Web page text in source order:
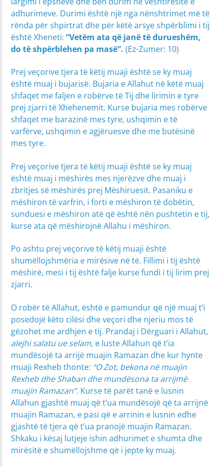
adhurimeve. Durimi është një nga nënshtrimet më të
rënda për shpirtrat dhe për këtë arsye shpërblimi i tij
është Xheneti:“Vetëm ata që janë të durueshëm,
do të shpërblehen pa masë”.(Ez-Zumer: 10)
Prej veçorive tjera të këtij muaji është se ky muaj
është muaj i bujarisë. Bujaria e Allahut në këtë muaj
shfaqet me faljen e robërve të Tij dhe lirimin e tyre
prej zjarri të Xhehenemit. Kurse bujaria mes robërve
shfaqet me barazinë mes tyre, ushqimin e të
varfërve, ushqimin e agjëruesve dhe me butësinë
mes tyre.
Prej veçorive tjera të këtij muaji është se ky muaj
është muaj i mëshirës mes njerëzve dhe muaj i
zbritjes së mëshirës prej Mëshiruesit. Pasaniku e
mëshiron të varfrin, i forti e mëshiron të dobëtin,
sunduesi e mëshiron atë që është nën pushtetin e tij,
kurse ata që mëshirojnë Allahu i mëshiron.
Po ashtu prej veçorive të këtij muaji është
shumëllojshmëria e mirësive në të. Fillimi i tij është
mëshirë, mesi i tij është falje kurse fundi i tij lirim prej
zjarri.
O robër të Allahut, është e pamundur që një muaj t’i
posedojë këto cilësi dhe veçori dhe njeriu mos të
gëzohet me ardhjen e tij. Prandaj i Dërguari i Allahut,
alejhi salatu ue selam, e luste Allahun që t’ia
mundësojë ta arrijë muajin Ramazan dhe kur hynte
muaji Rexheb thonte: “O Zot, bekona në muajin
Rexheb dhe Shaban dhe mundësona ta arrijmë
muajin Ramazan”. Kurse të parët tanë e lusnin
Allahun gjashtë muaj që t’ua mundësojë që ta arrijnë
muajin Ramazan, e pasi që e arrinin e lusnin edhe
gjashtë të tjera që t’ua pranojë muajin Ramazan.
Shkaku i kësaj lutjeje ishin adhurimet e shumta dhe
mirësitë e shumëllojshme që i jepte ky muaj.